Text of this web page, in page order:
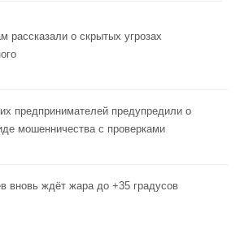
рассказали о скрытых угрозах
предпринимателей предупредили о
мошенничества с проверками
вновь ждёт жара до +35 градусов